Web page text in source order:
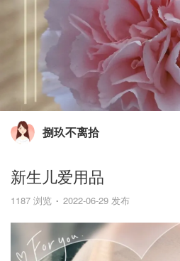
捌玖不离拾
新生儿爱用品
1187 浏览 2022-06-29 发布